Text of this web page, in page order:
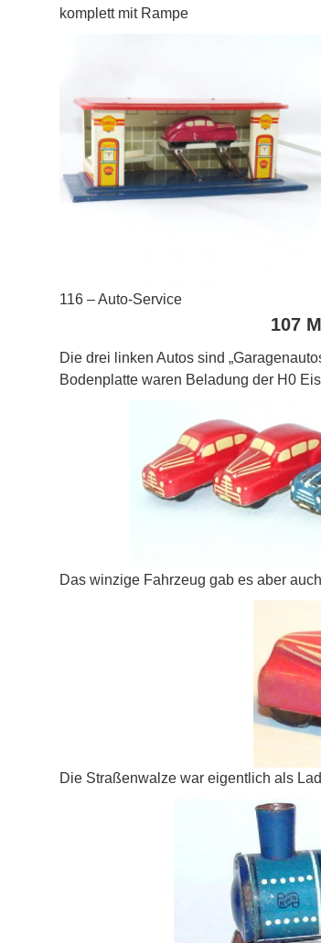
komplett mit Rampe
116 – Auto-Service
107
Die drei linken Autos sind
Bodenplatte waren Beladung der H0
Das winzige Fahrzeug gab es aber
Die Straßenwalze war eigentlich als